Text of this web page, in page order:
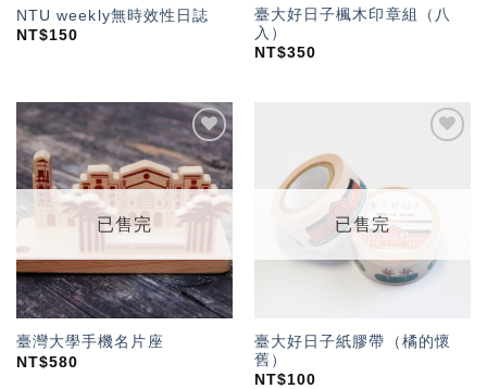
NTU weekly無時效性日誌
NT$150
臺大好日子楓木印章組（八
入）
NT$350
加入
「願
望輕
單」
已售完
臺灣大學手機名片座
NT$580
已售完
臺大好日子紙膠帶（橘的懷
舊）
NT$100